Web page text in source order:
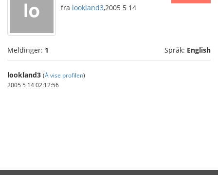
fra lookland3,2005 5 14
Meldinger: 1 Språk: English
lookland3 (Å vise profilen)
2005 5 14 02:12:56